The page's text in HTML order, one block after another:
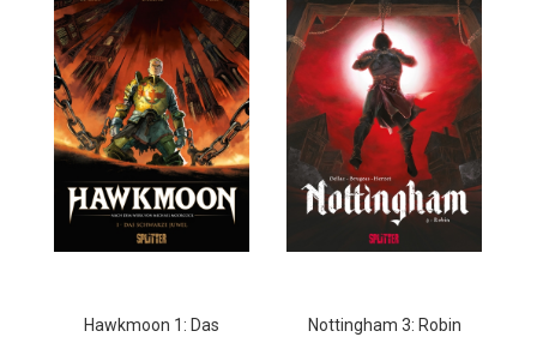
Hawkmoon 1: Das
Nottingham 3: Robin